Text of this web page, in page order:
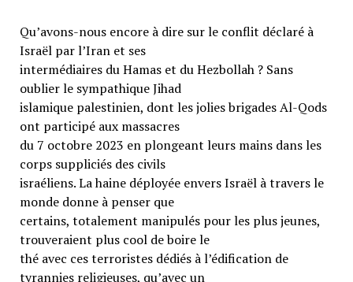
Qu’avons-nous encore à dire sur le conflit déclaré à
Israël par l’Iran et ses
intermédiaires du Hamas et du Hezbollah ? Sans
oublier le sympathique Jihad
islamique palestinien, dont les jolies brigades Al-Qods
ont participé aux massacres
du 7 octobre 2023 en plongeant leurs mains dans les
corps suppliciés des civils
israéliens. La haine déployée envers Israël à travers le
monde donne à penser que
certains, totalement manipulés pour les plus jeunes,
trouveraient plus cool de boire le
thé avec ces terroristes dédiés à l’édification de
tyrannies religieuses, qu’avec un